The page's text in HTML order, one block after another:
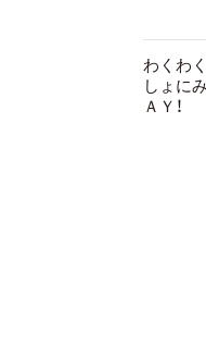
わくわ
しょに
ＡＹ！